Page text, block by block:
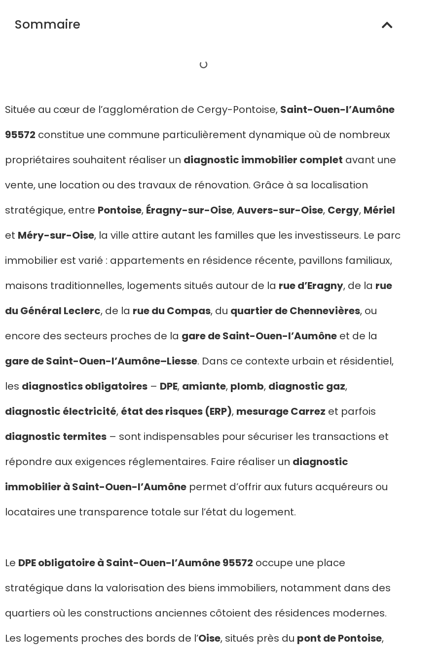
Sommaire
Située au cœur de l’agglomération de Cergy-Pontoise, Saint-Ouen-l’Aumône
95572 constitue une commune particulièrement dynamique où de nombreux
propriétaires souhaitent réaliser un diagnostic immobilier complet avant une
vente, une location ou des travaux de rénovation. Grâce à sa localisation
stratégique, entre Pontoise, Éragny-sur-Oise,Auvers-sur-Oise, Cergy, Mériel
et Méry-sur-Oise, la ville attire autant les familles que les investisseurs. Le parc
immobilier est varié : appartements en résidence récente, pavillons familiaux,
maisons traditionnelles, logements situés autour de la rue d’Eragny, de la rue
du Général Leclerc, de la rue du Compas, du quartier de Chennevières, ou
encore des secteurs proches de la gare de Saint-Ouen-l’Aumône et de la
gare de Saint-Ouen-l’Aumône–Liesse. Dans ce contexte urbain et résidentiel,
les diagnostics obligatoires – DPE, amiante, plomb, diagnostic gaz,
diagnostic électricité, état des risques (ERP), mesurage Carrez et parfois
diagnostic termites – sont indispensables pour sécuriser les transactions et
répondre aux exigences réglementaires. Faire réaliser un diagnostic
immobilier à Saint-Ouen-l’Aumône permet d’offrir aux futurs acquéreurs ou
locataires une transparence totale sur l’état du logement.
Le DPE obligatoire à Saint-Ouen-l’Aumône 95572 occupe une place
stratégique dans la valorisation des biens immobiliers, notamment dans des
quartiers où les constructions anciennes côtoient des résidences modernes.
Les logements proches des bords de l’Oise, situés près du pont de Pontoise,